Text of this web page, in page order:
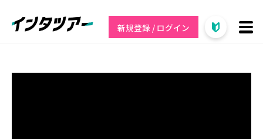
新規登録 / ログイン